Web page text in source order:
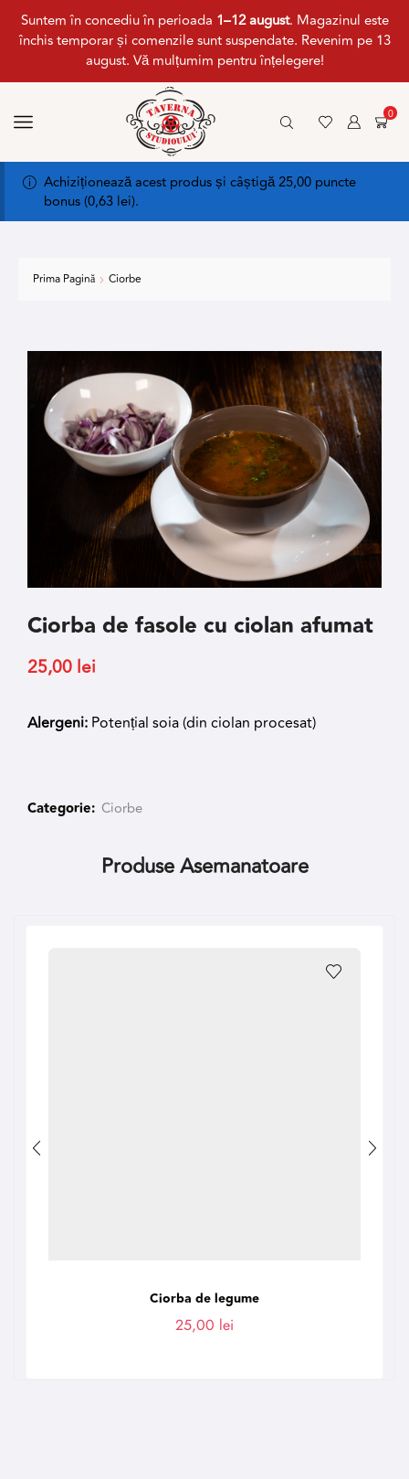
Suntem în concediu în perioada 1–12 august. Magazinul este
închis temporar și comenzile sunt suspendate. Revenim pe 13
august. Vă mulțumim pentru înțelegere!
0
Achiziționează acest produs și câștigă 25,00 puncte
bonus (0,63 lei).
Prima Pagină Ciorbe
Ciorba de fasole cu ciolan afumat
25,00 lei
Alergeni: Potențial soia (din ciolan procesat)
Categorie: Ciorbe
Produse Asemanatoare
Ciorba de legume
25,00 lei